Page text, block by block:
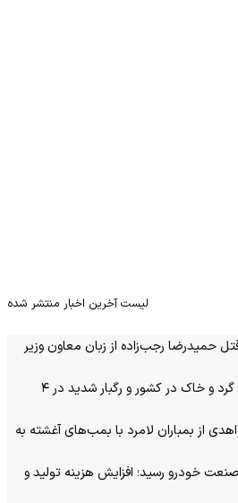
لیست آخرین اخبار منتشر شده
حمیدرضا رجب‌زاده از زبان معاون وزیر
هشدار هواشناسی؛ تداوم گرد و خاک در کشور و رگبار شدید در ۴
از بمباران لامرد با بمب‌های آغشته به
خودرو رسید؛ افزایش هزینه تولید و